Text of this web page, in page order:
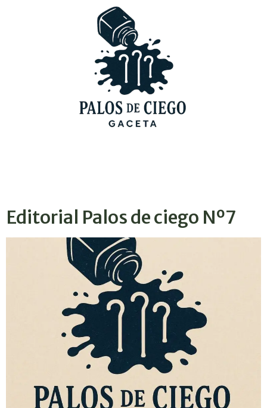
Editorial Palos de ciego Nº7